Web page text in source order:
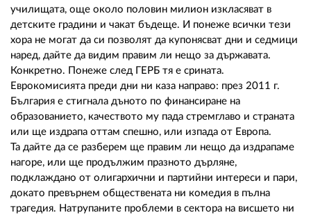
училищата, още около половин милион изкласяват в
детските градини и чакат бъдеще. И понеже всички тези
хора не могат да си позволят да купонясват дни и седмици
наред, дайте да видим правим ли нещо за държавата.
Конкретно. Понеже след ГЕРБ тя е срината.
Еврокомисията преди дни ни каза направо: през 2011 г.
България е стигнала дъното по финансиране на
образованието, качеството му пада стремглаво и страната
или ще издрапа оттам спешно, или изпада от Европа.
Та дайте да се разберем ще правим ли нещо да издрапаме
нагоре, или ще продължим празното дърляне,
подклаждано от олигархични и партийни интереси и пари,
докато превърнем обществената ни комедия в пълна
трагедия. Натрупаните проблеми в сектора на висшето ни